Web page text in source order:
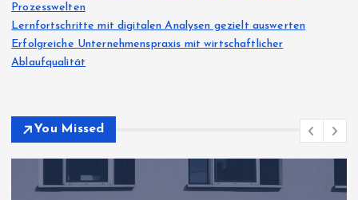
Prozesswelten
Lernfortschritte mit digitalen Analysen gezielt auswerten
Erfolgreiche Unternehmenspraxis mit wirtschaftlicher
Ablaufqualität
You Missed